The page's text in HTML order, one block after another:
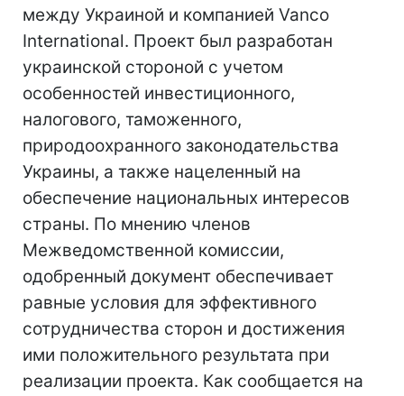
между Украиной и компанией Vanco
International. Проект был разработан
украинской стороной с учетом
особенностей инвестиционного,
налогового, таможенного,
природоохранного законодательства
Украины, а также нацеленный на
обеспечение национальных интересов
страны. По мнению членов
Межведомственной комиссии,
одобренный документ обеспечивает
равные условия для эффективного
сотрудничества сторон и достижения
ими положительного результата при
реализации проекта. Как сообщается на